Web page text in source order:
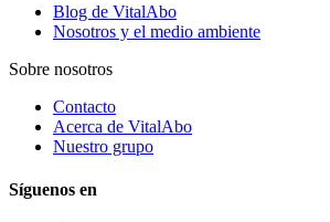
Blog de VitalAbo
Nosotros y el medio ambiente
Sobre nosotros
Contacto
Acerca de VitalAbo
Nuestro grupo
Síguenos en